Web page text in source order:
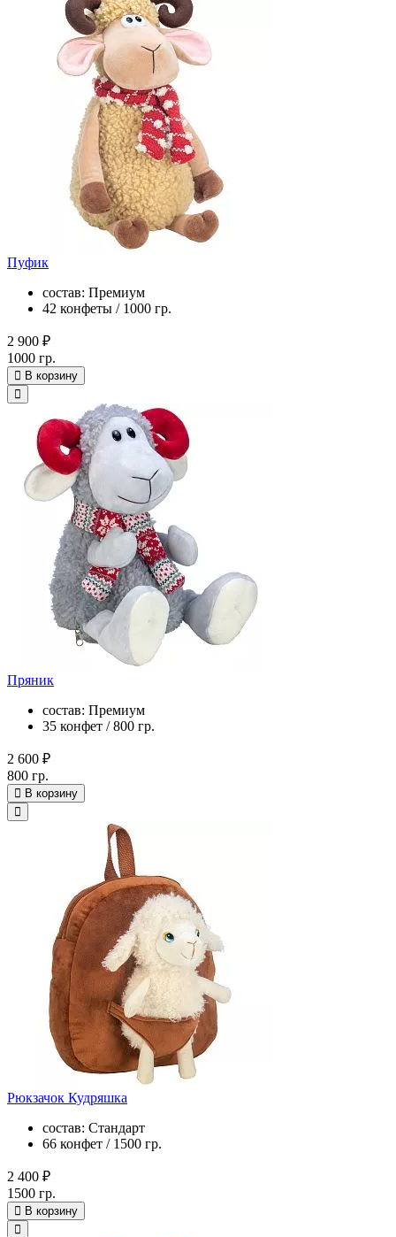
Пуфик
состав: Премиум
42 конфеты / 1000 гр.
2 900 ₽
1000 гр.
В корзину
Пряник
состав: Премиум
35 конфет / 800 гр.
2 600 ₽
800 гр.
В корзину
Рюкзачок Кудряшка
состав: Стандарт
66 конфет / 1500 гр.
2 400 ₽
1500 гр.
В корзину